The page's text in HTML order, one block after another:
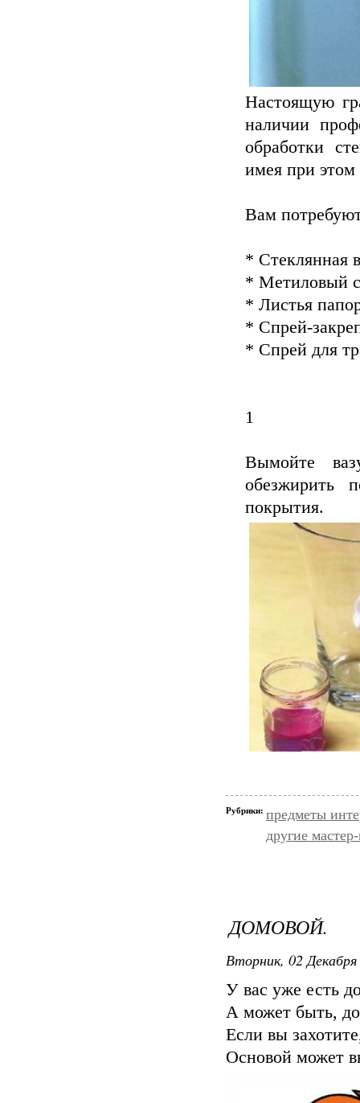
Настоящую
наличии
обработки
имея при
Вам
* Стеклянная
* Метиловый
* Листья
* Спрей-
* Спрей для
1
Вымойте
обезжирить
покрытия.
Рубрики: предметы
другие
ДОМОВОЙ.
Вторник, 02
У вас уже есть
А может быть,
Если вы
Основой может